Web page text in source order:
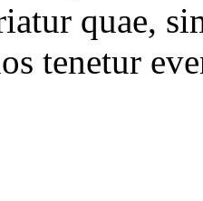
quae,
tenetur